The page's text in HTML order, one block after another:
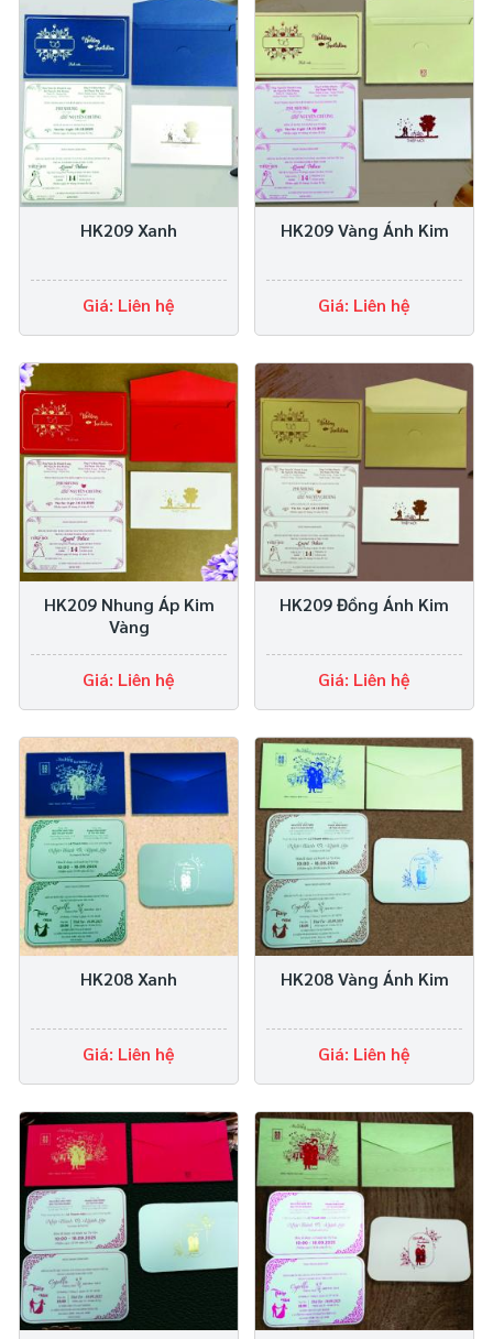
HK209 Xanh
Giá: Liên hệ
HK209 Vàng Ánh Kim
Giá: Liên hệ
HK209 Nhung Áp Kim
Vàng
Giá: Liên hệ
HK209 Đồng Ánh Kim
Giá: Liên hệ
HK208 Xanh
Giá: Liên hệ
HK208 Vàng Ánh Kim
Giá: Liên hệ